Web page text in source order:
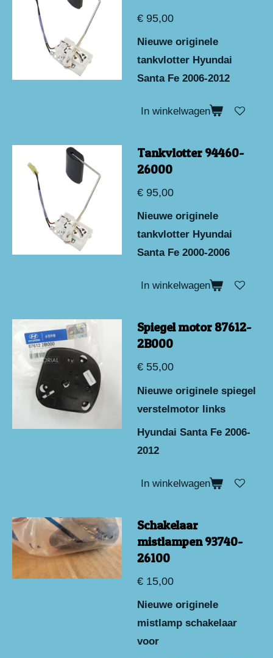
€ 95,00
Nieuwe originele
tankvlotter Hyundai
Santa Fe 2006-2012
In winkelwagen
Tankvlotter 94460-
26000
€ 95,00
Nieuwe originele
tankvlotter Hyundai
Santa Fe 2000-2006
In winkelwagen
Spiegel motor 87612-
2B000
€ 55,00
Nieuwe originele spiegel
verstelmotor links
Hyundai Santa Fe 2006-
2012
In winkelwagen
Schakelaar
mistlampen 93740-
26100
€ 15,00
Nieuwe originele
mistlamp schakelaar
voor